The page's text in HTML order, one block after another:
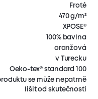
Froté
470 g/m²
XPOSE®
100% bavlna
oranžová
v Turecku
Oeko-tex® standard 100
se může nepatrně
lišit od skutečnosti